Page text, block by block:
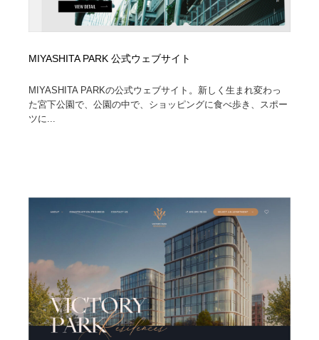
MIYASHITA PARK 公式ウェブサイト
MIYASHITA PARKの公式ウェブサイト。新しく生まれ変わっ
た宮下公園で、公園の中で、ショッピングに食べ歩き、スポー
ツに...